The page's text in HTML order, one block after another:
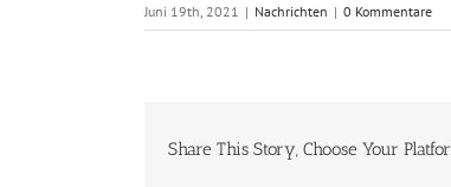
Juni 19th, 2021 | Nachrichten | 0 Kommentare
Share This Story, Choose Your